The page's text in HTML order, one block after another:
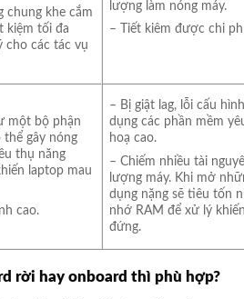
chung khe cắm
kiệm tối đa
cho các tác vụ
lượng làm nóng máy.
– Tiết kiêm được chi
một bộ phận
thể gây nóng
thụ năng
laptop mau
cao.
– Bị giật lag, lỗi cấu
dụng các phần mềm
hoạ cao.
– Chiếm nhiều tài
lượng máy. Khi mở
dụng nặng sẽ tiêu tốn
nhớ RAM để xử lý
đứng.
rời hay onboard thì phù hợp?